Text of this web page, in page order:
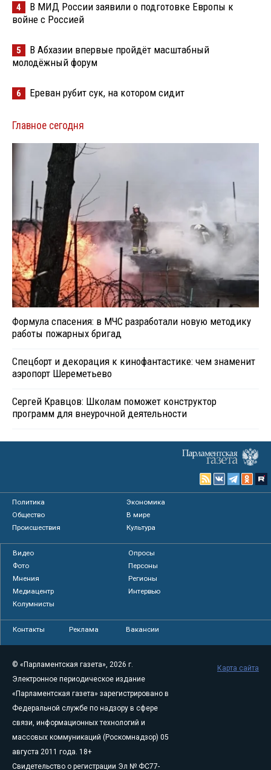
4
В МИД России заявили о подготовке Европы к
войне с Россией
5
В Абхазии впервые пройдёт масштабный
молодёжный форум
6 Ереван рубит сук, на котором сидит
Главное сегодня
Формула спасения: в МЧС разработали новую методику
работы пожарных бригад
Спецборт и декорация к кинофантастике: чем знаменит
аэропорт Шереметьево
Сергей Кравцов: Школам поможет конструктор
программ для внеурочной деятельности
Политика
Экономика
Общество
В мире
Происшествия
Культура
Видео
Опросы
Фото
Персоны
Мнения
Регионы
Медиацентр
Интервью
Колумнисты
Контакты Реклама Вакансии
© «Парламентская газета», 2026 г.
Электронное периодическое издание
«Парламентская газета» зарегистрировано в
Федеральной службе по надзору в сфере
связи, информационных технологий и
массовых коммуникаций (Роскомнадзор) 05
августа 2011 года. 18+
Свидетельство о регистрации Эл № ФС77-
Карта сайта